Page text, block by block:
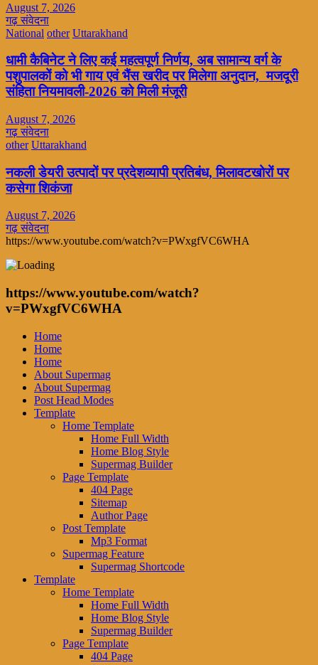
August 7, 2026
गढ़ संवेदना
National other Uttarakhand
धामी कैबिनेट ने लिए कई महत्वपूर्ण निर्णय, अब सामान्य वर्ग के
पशुपालकों को भी गाय एवं भैंस खरीद पर मिलेगा अनुदान, मजदूरी
संहिता नियमावली-2026 को मिली मंजूरी
August 7, 2026
गढ़ संवेदना
other Uttarakhand
नकली डेयरी उत्पादों पर प्रदेशव्यापी प्रतिबंध, मिलावटखोरों पर
कसेगा शिकंजा
August 7, 2026
गढ़ संवेदना
https://www.youtube.com/watch?v=PWxgfVC6WHA
https://www.youtube.com/watch?
v=PWxgfVC6WHA
Home
Home
Home
About Supermag
About Supermag
Post Head Modes
Template
Home Template
Home Full Width
Home Blog Style
Supermag Builder
Page Template
404 Page
Sitemap
Author Page
Post Template
Mp3 Format
Supermag Feature
Supermag Shortcode
Template
Home Template
Home Full Width
Home Blog Style
Supermag Builder
Page Template
404 Page